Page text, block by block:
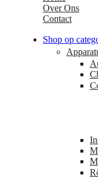
Over Ons
Contact
Shop op